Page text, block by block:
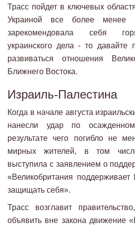
Трасс пойдет в ключевых
Украиной все более
зарекомендовала себя
украинского дела - то давайте
развиваться отношения
Ближнего Востока.
Израиль-Палестина
Когда в начале августа
нанесли удар по
результате чего погибло не
мирных жителей, в том
выступила с заявлением о
«Великобритания
защищать себя».
Трасс возглавит
объявить вне закона движение